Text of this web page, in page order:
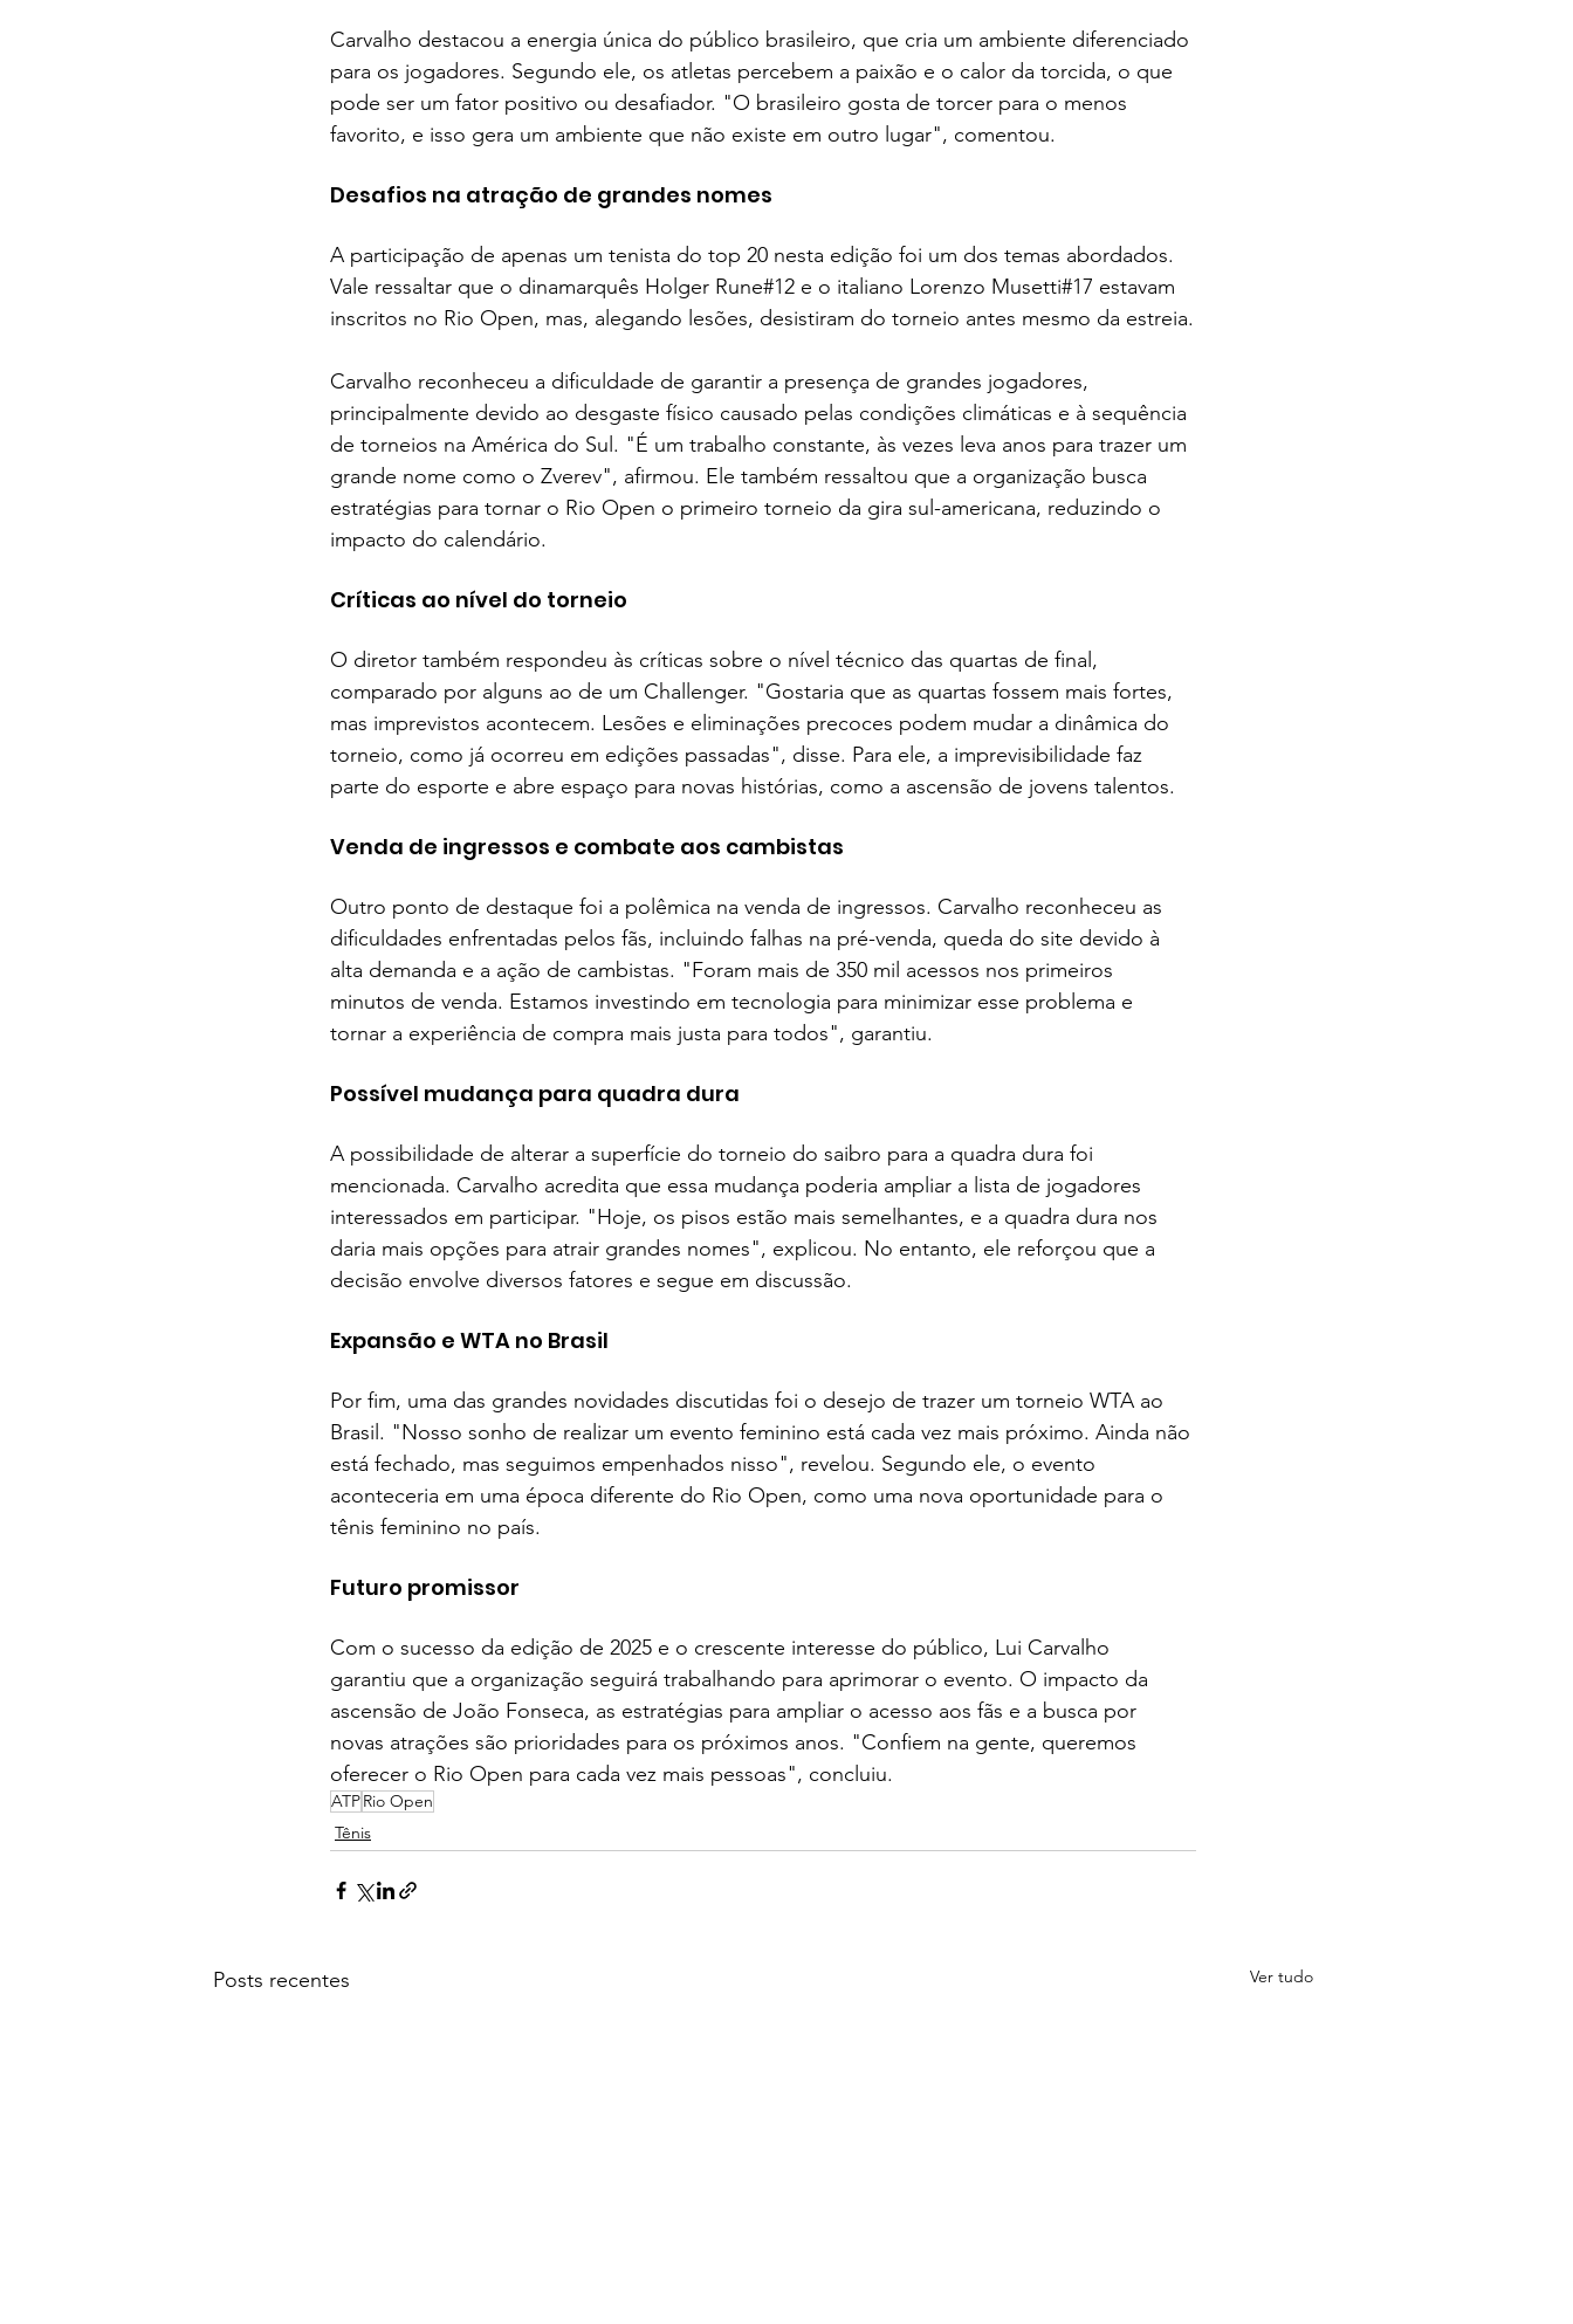
Carvalho destacou a energia única do público brasileiro, que cria um ambiente diferenciado
para os jogadores. Segundo ele, os atletas percebem a paixão e o calor da torcida, o que
pode ser um fator positivo ou desafiador. "O brasileiro gosta de torcer para o menos
favorito, e isso gera um ambiente que não existe em outro lugar", comentou.
Desafios na atração de grandes nomes
A participação de apenas um tenista do top 20 nesta edição foi um dos temas abordados.
Vale ressaltar que o dinamarquês Holger Rune#12 e o italiano Lorenzo Musetti#17 estavam
inscritos no Rio Open, mas, alegando lesões, desistiram do torneio antes mesmo da estreia.
Carvalho reconheceu a dificuldade de garantir a presença de grandes jogadores,
principalmente devido ao desgaste físico causado pelas condições climáticas e à sequência
de torneios na América do Sul. "É um trabalho constante, às vezes leva anos para trazer um
grande nome como o Zverev", afirmou. Ele também ressaltou que a organização busca
estratégias para tornar o Rio Open o primeiro torneio da gira sul-americana, reduzindo o
impacto do calendário.
Críticas ao nível do torneio
O diretor também respondeu às críticas sobre o nível técnico das quartas de final,
comparado por alguns ao de um Challenger. "Gostaria que as quartas fossem mais fortes,
mas imprevistos acontecem. Lesões e eliminações precoces podem mudar a dinâmica do
torneio, como já ocorreu em edições passadas", disse. Para ele, a imprevisibilidade faz
parte do esporte e abre espaço para novas histórias, como a ascensão de jovens talentos.
Venda de ingressos e combate aos cambistas
Outro ponto de destaque foi a polêmica na venda de ingressos. Carvalho reconheceu as
dificuldades enfrentadas pelos fãs, incluindo falhas na pré-venda, queda do site devido à
alta demanda e a ação de cambistas. "Foram mais de 350 mil acessos nos primeiros
minutos de venda. Estamos investindo em tecnologia para minimizar esse problema e
tornar a experiência de compra mais justa para todos", garantiu.
Possível mudança para quadra dura
A possibilidade de alterar a superfície do torneio do saibro para a quadra dura foi
mencionada. Carvalho acredita que essa mudança poderia ampliar a lista de jogadores
interessados em participar. "Hoje, os pisos estão mais semelhantes, e a quadra dura nos
daria mais opções para atrair grandes nomes", explicou. No entanto, ele reforçou que a
decisão envolve diversos fatores e segue em discussão.
Expansão e WTA no Brasil
Por fim, uma das grandes novidades discutidas foi o desejo de trazer um torneio WTA ao
Brasil. "Nosso sonho de realizar um evento feminino está cada vez mais próximo. Ainda não
está fechado, mas seguimos empenhados nisso", revelou. Segundo ele, o evento
aconteceria em uma época diferente do Rio Open, como uma nova oportunidade para o
tênis feminino no país.
Futuro promissor
Com o sucesso da edição de 2025 e o crescente interesse do público, Lui Carvalho
garantiu que a organização seguirá trabalhando para aprimorar o evento. O impacto da
ascensão de João Fonseca, as estratégias para ampliar o acesso aos fãs e a busca por
novas atrações são prioridades para os próximos anos. "Confiem na gente, queremos
oferecer o Rio Open para cada vez mais pessoas", concluiu.
ATPRio Open
Tênis
Posts recentes Ver tudo